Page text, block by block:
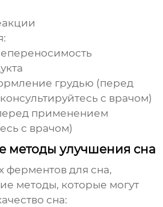
грудью (перед
с врачом)
применением
с врачом)
методы улучшения сна
ферментов для сна,
методы, которые могут
сна: